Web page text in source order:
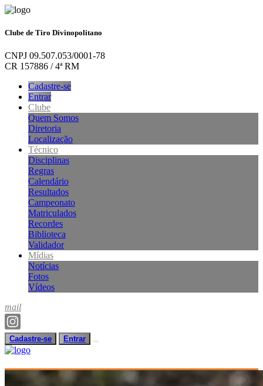
Clube de Tiro Divinopolitano
CNPJ 09.507.053/0001-78
CR 157886 / 4ª RM
Cadastre-se
Entrar
Clube
Quem Somos
Diretoria
Localização
Técnico
Disciplinas
Regras
Calendário
Resultados
Campeonato
Matriculados
Recordes
Biblioteca
Validador
Mídias
Notícias
Fotos
Vídeos
mail
Cadastre-se Entrar